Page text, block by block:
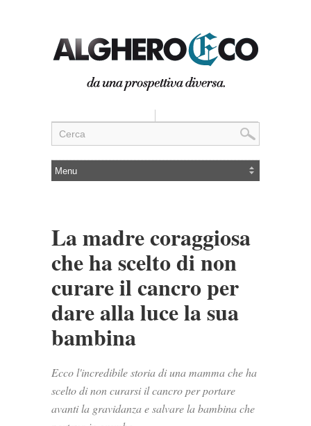
La madre coraggiosa
che ha scelto di non
curare il cancro per
dare alla luce la sua
bambina
Ecco l'incredibile storia di una mamma che ha
scelto di non curarsi il cancro per portare
avanti la gravidanza e salvare la bambina che